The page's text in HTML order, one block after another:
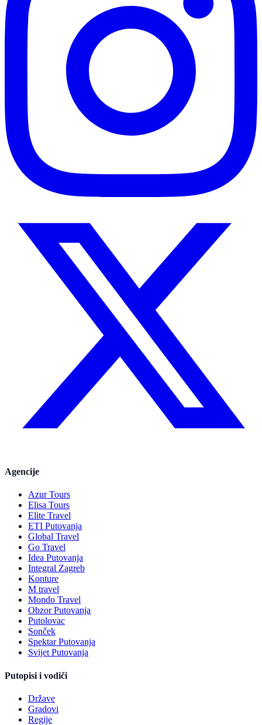
Agencije
Azur Tours
Elisa Tours
Elite Travel
ETI Putovanja
Global Travel
Go Travel
Idea Putovanja
Integral Zagreb
Konture
M travel
Mondo Travel
Obzor Putovanja
Putolovac
Sonček
Spektar Putovanja
Svijet Putovanja
Putopisi i vodiči
Države
Gradovi
Regije